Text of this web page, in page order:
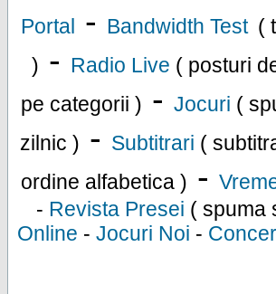
Portal - Bandwidth Test (
) - Radio Live ( posturi
pe categorii ) - Jocuri (
zilnic ) - Subtitrari (
ordine alfabetica ) -
- Revista Presei ( spuma
Online - Jocuri Noi -